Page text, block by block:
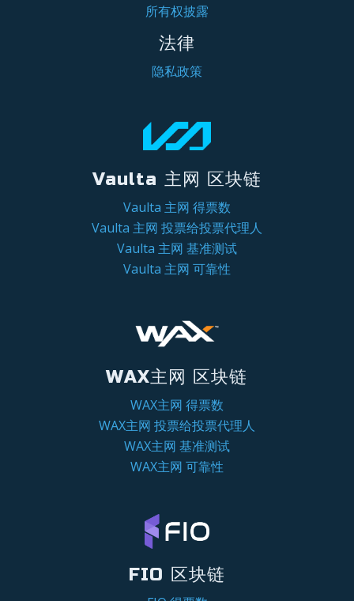
所有权披露
法律
隐私政策
Vaulta 主网 区块链
Vaulta 主网 得票数
Vaulta 主网 投票给投票代理人
Vaulta 主网 基准测试
Vaulta 主网 可靠性
WAX主网 区块链
WAX主网 得票数
WAX主网 投票给投票代理人
WAX主网 基准测试
WAX主网 可靠性
FIO 区块链